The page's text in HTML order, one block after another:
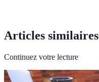
Articles similaires
Continuez votre lecture